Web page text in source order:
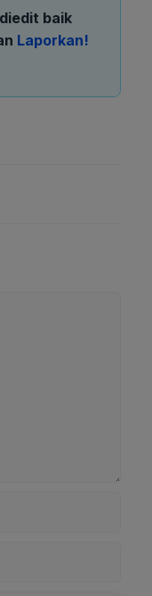
baik
Laporkan!